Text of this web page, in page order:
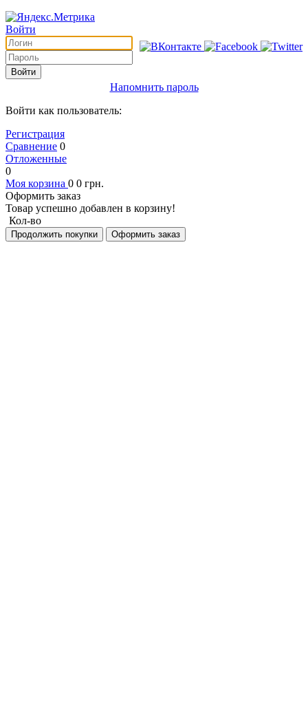
Войти
Войти
Напомнить пароль
Войти как пользователь:
Регистрация
Сравнение 0
Отложенные
0
Моя корзина 0 0 грн.
Оформить заказ
Товар успешно добавлен в корзину!
Кол-во
Продолжить покупки Оформить заказ